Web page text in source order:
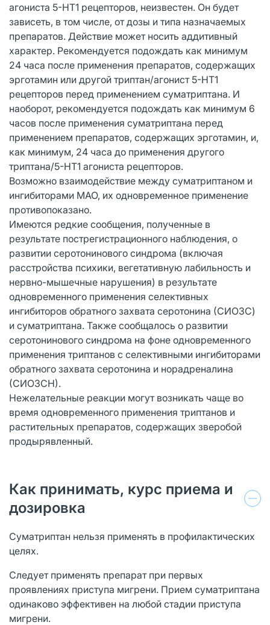
агониста 5-НТ1 рецепторов, неизвестен. Он будет
зависеть, в том числе, от дозы и типа назначаемых
препаратов. Действие может носить аддитивный
характер. Рекомендуется подождать как минимум
24 часа после применения препаратов, содержащих
эрготамин или другой триптан/агонист 5-НТ1
рецепторов перед применением суматриптана. И
наоборот, рекомендуется подождать как минимум 6
часов после применения суматриптана перед
применением препаратов, содержащих эрготамин, и,
как минимум, 24 часа до применения другого
триптана/5-НТ1 агониста рецепторов.
Возможно взаимодействие между суматриптаном и
ингибиторами МАО, их одновременное применение
противопоказано.
Имеются редкие сообщения, полученные в
результате пострегистрационного наблюдения, о
развитии серотонинового синдрома (включая
расстройства психики, вегетативную лабильность и
нервно-мышечные нарушения) в результате
одновременного применения селективных
ингибиторов обратного захвата серотонина (СИОЗС)
и суматриптана. Также сообщалось о развитии
серотонинового синдрома на фоне одновременного
применения триптанов с селективными ингибиторами
обратного захвата серотонина и норадреналина
(СИОЗСН).
Нежелательные реакции могут возникать чаще во
время одновременного применения триптанов и
растительных препаратов, содержащих зверобой
продырявленный.
Как принимать, курс приема и
дозировка
Суматриптан нельзя применять в профилактических
целях.
Следует применять препарат при первых
проявлениях приступа мигрени. Прием суматриптана
одинаково эффективен на любой стадии приступа
мигрени.